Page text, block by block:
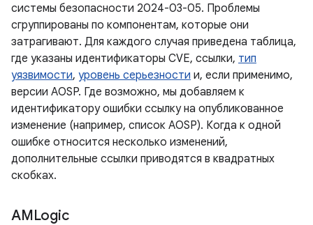
системы безопасности 2024-03-05. Проблемы
сгруппированы по компонентам, которые они
затрагивают. Для каждого случая приведена таблица,
где указаны идентификаторы CVE, ссылки, тип
уязвимости, уровень серьезности и, если применимо,
версии AOSP. Где возможно, мы добавляем к
идентификатору ошибки ссылку на опубликованное
изменение (например, список AOSP). Когда к одной
ошибке относится несколько изменений,
дополнительные ссылки приводятся в квадратных
скобках.
AMLogic